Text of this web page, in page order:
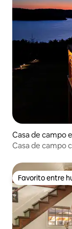
Casa de campo
Casa de campo
Favorito entre
Favorito entre